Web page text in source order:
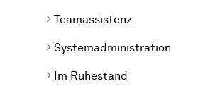
Teamassistenz
Systemadministration
Im Ruhestand